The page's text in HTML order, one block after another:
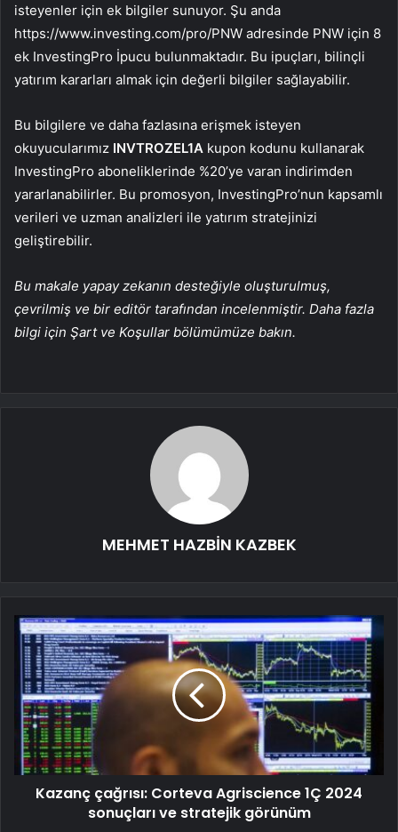
isteyenler için ek bilgiler sunuyor. Şu anda
https://www.investing.com/pro/PNW adresinde PNW için 8
ek InvestingPro İpucu bulunmaktadır. Bu ipuçları, bilinçli
yatırım kararları almak için değerli bilgiler sağlayabilir.
Bu bilgilere ve daha fazlasına erişmek isteyen
okuyucularımız INVTROZEL1A kupon kodunu kullanarak
InvestingPro aboneliklerinde %20’ye varan indirimden
yararlanabilirler. Bu promosyon, InvestingPro’nun kapsamlı
verileri ve uzman analizleri ile yatırım stratejinizi
geliştirebilir.
Bu makale yapay zekanın desteğiyle oluşturulmuş,
çevrilmiş ve bir editör tarafından incelenmiştir. Daha fazla
bilgi için Şart ve Koşullar bölümümüze bakın.
MEHMET HAZBİN KAZBEK
Kazanç çağrısı: Corteva Agriscience 1Ç 2024
sonuçları ve stratejik görünüm